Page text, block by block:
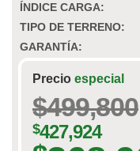
ÍNDICE CARGA:
TIPO DE TERRENO:
GARANTÍA:
Precio especial
$499,800
$427,924